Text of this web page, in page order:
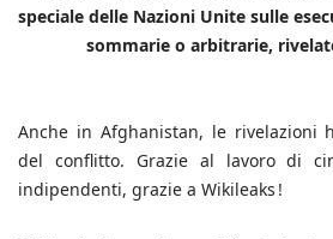
speciale delle Nazioni Unite sulle
sommarie o arbitrarie,
Anche in Afghanistan, le rivelazioni
del conflitto. Grazie al lavoro di
indipendenti, grazie a Wikileaks !